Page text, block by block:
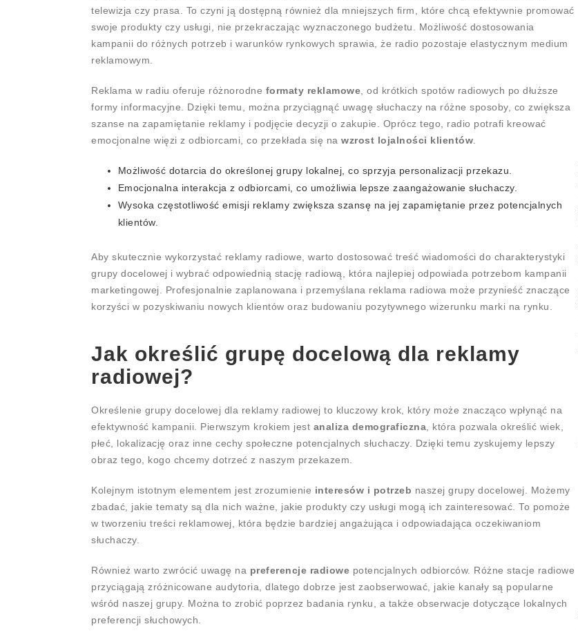
telewizja czy prasa. To czyni ją dostępną również dla mniejszych firm, które chcą efektywnie promować
swoje produkty czy usługi, nie przekraczając wyznaczonego budżetu. Możliwość dostosowania
kampanii do różnych potrzeb i warunków rynkowych sprawia, że radio pozostaje elastycznym medium
reklamowym.
Reklama w radiu oferuje różnorodne formaty reklamowe , od krótkich spotów radiowych po dłuższe
formy informacyjne. Dzięki temu, można przyciągnąć uwagę słuchaczy na różne sposoby, co zwiększa
szanse na zapamiętanie reklamy i podjęcie decyzji o zakupie. Oprócz tego, radio potrafi kreować
emocjonalne więzi z odbiorcami, co przekłada się na wzrost lojalności klientów
Możliwość dotarcia do określonej grupy lokalnej, co sprzyja personalizacji przekazu.
Emocjonalna interakcja z odbiorcami, co umożliwia lepsze zaangażowanie słuchaczy.
Wysoka częstotliwość emisji reklamy zwiększa szansę na jej zapamiętanie przez potencjalnych
klientów.
Aby skutecznie wykorzystać reklamy radiowe, warto dostosować treść wiadomości do charakterystyki
grupy docelowej i wybrać odpowiednią stację radiową, która najlepiej odpowiada potrzebom kampanii
marketingowej. Profesjonalnie zaplanowana i przemyślana reklama radiowa może przynieść znaczące
korzyści w pozyskiwaniu nowych klientów oraz budowaniu pozytywnego wizerunku marki na rynku.
Jak określić grupę docelową dla reklamy
radiowej?
Określenie grupy docelowej dla reklamy radiowej to kluczowy krok, który może znacząco wpłynąć na
efektywność kampanii. Pierwszym krokiem jest analiza demograficzna , która pozwala określić wiek,
płeć, lokalizację oraz inne cechy społeczne potencjalnych słuchaczy. Dzięki temu zyskujemy lepszy
obraz tego, kogo chcemy dotrzeć z naszym przekazem.
Kolejnym istotnym elementem jest zrozumienie interesów i potrzeb naszej grupy docelowej. Możemy
zbadać, jakie tematy są dla nich ważne, jakie produkty czy usługi mogą ich zainteresować. To pomoże
w tworzeniu treści reklamowej, która będzie bardziej angażująca i odpowiadająca oczekiwaniom
słuchaczy.
Również warto zwrócić uwagę na preferencje radiowe potencjalnych odbiorców. Różne stacje radiowe
przyciągają zróżnicowane audytoria, dlatego dobrze jest zaobserwować, jakie kanały są popularne
wśród naszej grupy. Można to zrobić poprzez badania rynku, a także obserwacje dotyczące lokalnych
preferencji słuchowych.